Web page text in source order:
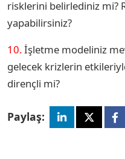
risklerini belirlediniz mi?
yapabilirsiniz?
10.İşletme modeliniz
gelecek krizlerin
dirençli mi?
Paylaş: